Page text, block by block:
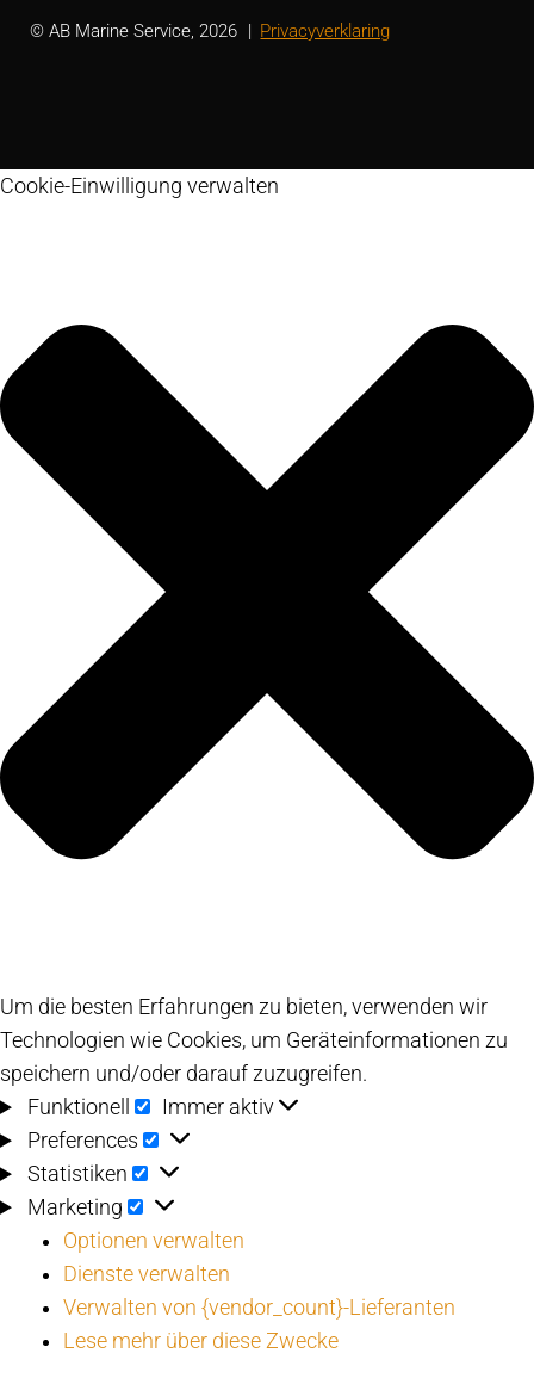
© AB Marine Service, 2026 Privacyverklaring
Cookie-Einwilligung verwalten
Um die besten Erfahrungen zu bieten, verwenden wir
Technologien wie Cookies, um Geräteinformationen zu
speichern und/oder darauf zuzugreifen.
Funktionell
Funktionell
Immer aktiv
Preferences
Preferences
Statistiken Statistiken
Marketing Marketing
Optionen verwalten
Dienste verwalten
Verwalten von {vendor_count}-Lieferanten
Lese mehr über diese Zwecke